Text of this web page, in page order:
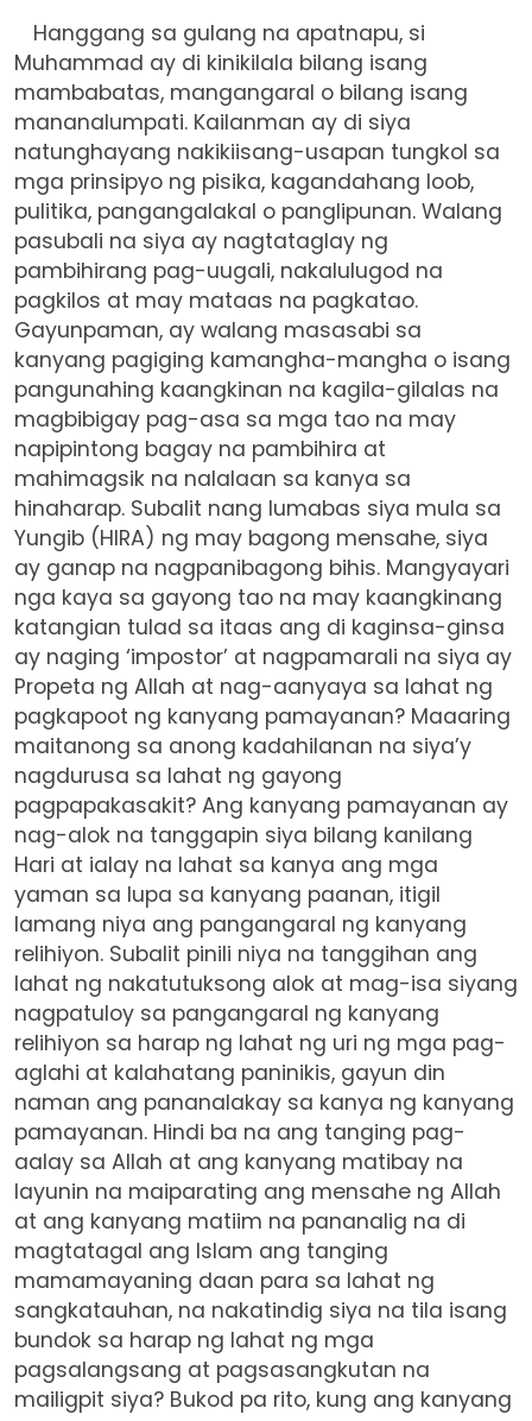
Hanggang sa gulang na apatnapu, si
Muhammad ay di kinikilala bilang isang
mambabatas, mangangaral o bilang isang
mananalumpati. Kailanman ay di siya
natunghayang nakikiisang-usapan tungkol sa
mga prinsipyo ng pisika, kagandahang loob,
pulitika, pangangalakal o panglipunan. Walang
pasubali na siya ay nagtataglay ng
pambihirang pag-uugali, nakalulugod na
pagkilos at may mataas na pagkatao.
Gayunpaman, ay walang masasabi sa
kanyang pagiging kamangha-mangha o isang
pangunahing kaangkinan na kagila-gilalas na
magbibigay pag-asa sa mga tao na may
napipintong bagay na pambihira at
mahimagsik na nalalaan sa kanya sa
hinaharap. Subalit nang lumabas siya mula sa
Yungib (HIRA) ng may bagong mensahe, siya
ay ganap na nagpanibagong bihis. Mangyayari
nga kaya sa gayong tao na may kaangkinang
katangian tulad sa itaas ang di kaginsa-ginsa
ay naging ‘impostor’ at nagpamarali na siya ay
Propeta ng Allah at nag-aanyaya sa lahat ng
pagkapoot ng kanyang pamayanan? Maaaring
maitanong sa anong kadahilanan na siya’y
nagdurusa sa lahat ng gayong
pagpapakasakit? Ang kanyang pamayanan ay
nag-alok na tanggapin siya bilang kanilang
Hari at ialay na lahat sa kanya ang mga
yaman sa lupa sa kanyang paanan, itigil
lamang niya ang pangangaral ng kanyang
relihiyon. Subalit pinili niya na tanggihan ang
lahat ng nakatutuksong alok at mag-isa siyang
nagpatuloy sa pangangaral ng kanyang
relihiyon sa harap ng lahat ng uri ng mga pag-
aglahi at kalahatang paninikis, gayun din
naman ang pananalakay sa kanya ng kanyang
pamayanan. Hindi ba na ang tanging pag-
aalay sa Allah at ang kanyang matibay na
layunin na maiparating ang mensahe ng Allah
at ang kanyang matiim na pananalig na di
magtatagal ang Islam ang tanging
mamamayaning daan para sa lahat ng
sangkatauhan, na nakatindig siya na tila isang
bundok sa harap ng lahat ng mga
pagsalangsang at pagsasangkutan na
mailigpit siya? Bukod pa rito, kung ang kanyang